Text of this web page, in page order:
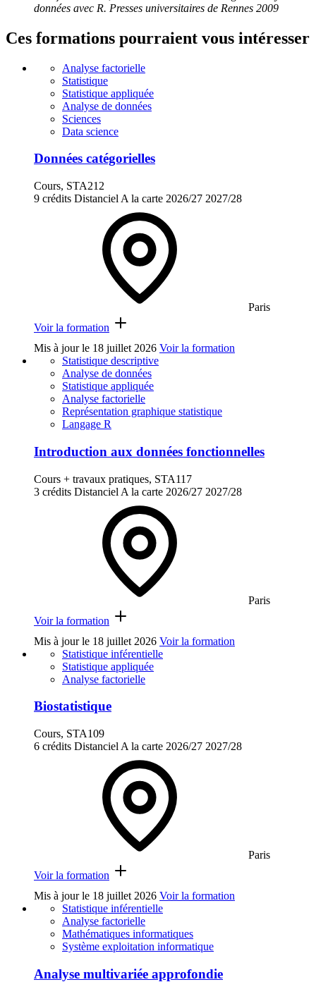
données avec R. Presses universitaires de Rennes 2009
Ces formations pourraient vous intéresser
Analyse factorielle
Statistique
Statistique appliquée
Analyse de données
Sciences
Data science
Données catégorielles
Cours, STA212
9 crédits Distanciel A la carte 2026/27 2027/28
Paris
Voir la formation
Mis à jour le 18 juillet 2026 Voir la formation
Statistique descriptive
Analyse de données
Statistique appliquée
Analyse factorielle
Représentation graphique statistique
Langage R
Introduction aux données fonctionnelles
Cours + travaux pratiques, STA117
3 crédits Distanciel A la carte 2026/27 2027/28
Paris
Voir la formation
Mis à jour le 18 juillet 2026 Voir la formation
Statistique inférentielle
Statistique appliquée
Analyse factorielle
Biostatistique
Cours, STA109
6 crédits Distanciel A la carte 2026/27 2027/28
Paris
Voir la formation
Mis à jour le 18 juillet 2026 Voir la formation
Statistique inférentielle
Analyse factorielle
Mathématiques informatiques
Système exploitation informatique
Analyse multivariée approfondie